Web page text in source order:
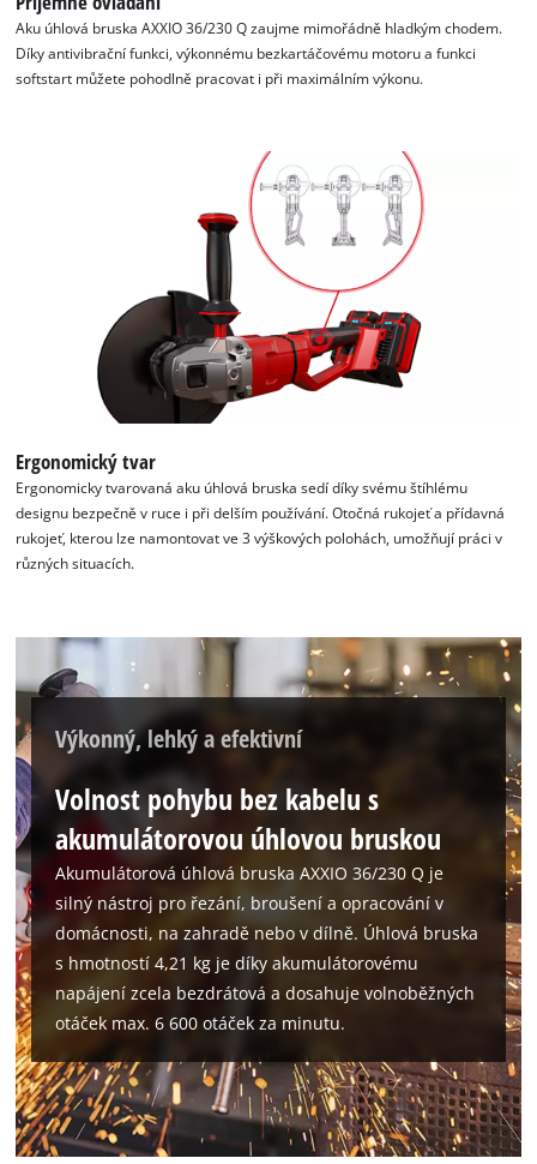
website
owner
needs
to
technologies
used.
Powered
by
Management
Aku úhlová bruska AXXIO 36/230 Q zaujme mimořádně hladkým chodem.
Díky antivibrační funkci, výkonnému bezkartáčovému motoru a funkci
softstart můžete pohodlně pracovat i při maximálním výkonu.
Ergonomický tvar
Ergonomicky tvarovaná aku úhlová bruska sedí díky svému štíhlému
designu bezpečně v ruce i při delším používání. Otočná rukojeť a přídavná
rukojeť, kterou lze namontovat ve 3 výškových polohách, umožňují práci v
různých situacích.
Výkonný, lehký a efektivní
Volnost pohybu bez kabelu s
akumulátorovou úhlovou bruskou
Akumulátorová úhlová bruska AXXIO 36/230 Q je
silný nástroj pro řezání, broušení a opracování v
domácnosti, na zahradě nebo v dílně. Úhlová bruska
s hmotností 4,21 kg je díky akumulátorovému
napájení zcela bezdrátová a dosahuje volnoběžných
otáček max. 6 600 otáček za minutu.